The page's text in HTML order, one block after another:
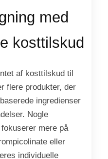
med
kosttilskud
af kosttilskud til
flere produkter, der
ingredienser
Nogle
mere på
eller
individuelle